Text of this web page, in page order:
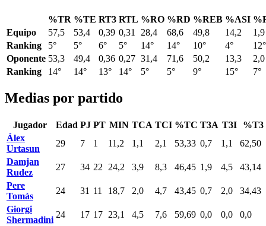
%TR %TE RT3 RTL %RO %RD %REB %ASI
Equipo
57,5 53,4 0,39 0,31 28,4 68,6 49,8 14,2
1,9
Ranking
5° 5° 6° 5° 14° 14° 10° 4°
12°
Oponente 53,3 49,4 0,36 0,27 31,4 71,6 50,2 13,3
2,0
Ranking
14° 14° 13° 14° 5° 5° 9° 15° 7°
Medias por partido
Jugador Edad PJ PT MIN TCA TCI %TC T3A T3I
%T3
Álex
Urtasun
29 7 1 11,2 1,1 2,1 53,33 0,7 1,1
62,50
Damjan
Rudez
27 34 22 24,2 3,9 8,3 46,45 1,9 4,5
43,14
Pere
Tomàs
24 31 11 18,7 2,0 4,7 43,45 0,7 2,0
34,43
Giorgi
Shermadini
24 17 17 23,1 4,5 7,6 59,69 0,0 0,0
0,0